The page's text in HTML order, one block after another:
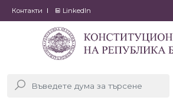
Контакти LinkedIn